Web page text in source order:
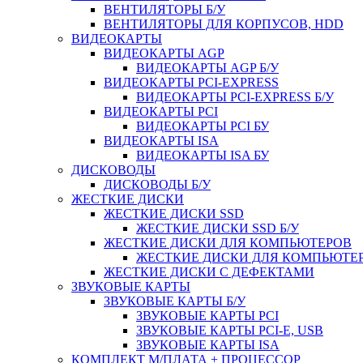
ВЕНТИЛЯТОРЫ Б/У
ВЕНТИЛЯТОРЫ ДЛЯ КОРПУСОВ, HDD
ВИДЕОКАРТЫ
ВИДЕОКАРТЫ AGP
ВИДЕОКАРТЫ AGP Б/У
ВИДЕОКАРТЫ PCI-EXPRESS
ВИДЕОКАРТЫ PCI-EXPRESS Б/У
ВИДЕОКАРТЫ PCI
ВИДЕОКАРТЫ PCI БУ
ВИДЕОКАРТЫ ISA
ВИДЕОКАРТЫ ISA БУ
ДИСКОВОДЫ
ДИСКОВОДЫ Б/У
ЖЕСТКИЕ ДИСКИ
ЖЕСТКИЕ ДИСКИ SSD
ЖЕСТКИЕ ДИСКИ SSD Б/У
ЖЕСТКИЕ ДИСКИ ДЛЯ КОМПЬЮТЕРОВ
ЖЕСТКИЕ ДИСКИ ДЛЯ
ЖЕСТКИЕ ДИСКИ С ДЕФЕКТАМИ
ЗВУКОВЫЕ КАРТЫ
ЗВУКОВЫЕ КАРТЫ Б/У
ЗВУКОВЫЕ КАРТЫ PCI
ЗВУКОВЫЕ КАРТЫ PCI-E, USB
ЗВУКОВЫЕ КАРТЫ ISA
КОМПЛЕКТ М/ПЛАТА + ПРОЦЕССОР